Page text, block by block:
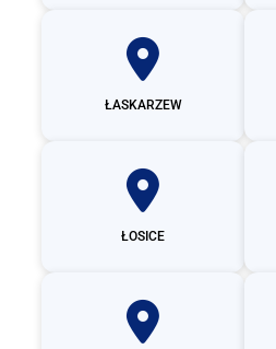
ŁASKARZEW
ŁOSICE